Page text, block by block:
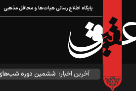
پایگاه اطلاع رسانی هیات‌ها و محافل مذهبی
آخرین اخبار: ششمین دوره